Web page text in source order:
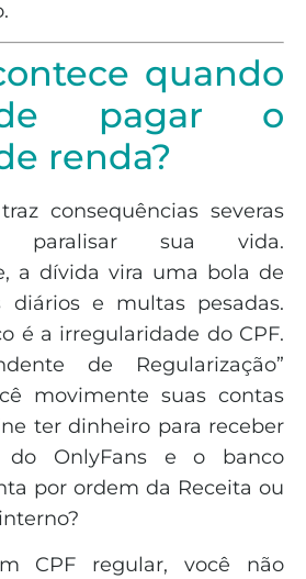
quando
pagar o
renda?
consequências severas
paralisar sua vida.
a dívida vira uma bola de
diários e multas pesadas.
é a irregularidade do CPF.
de Regularização”
movimente suas contas
ter dinheiro para receber
OnlyFans e o banco
por ordem da Receita ou
interno?
CPF regular, você não